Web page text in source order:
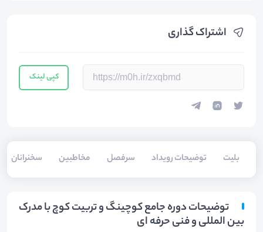
اشتراک گذاری
کپی لینک
بلیت‌ توضیحات رویداد سرفصل مخاطبین سخنرانان
توضیحات دوره جامع کوچینگ و تربیت کوچ با مدرک
بین المللی و فنی حرفه ای